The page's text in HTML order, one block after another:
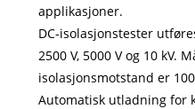
applikasjoner.
DC-isolasjonstester
2500 V, 5000 V og 10 kV.
isolasjonsmotstand er
Automatisk utladning for